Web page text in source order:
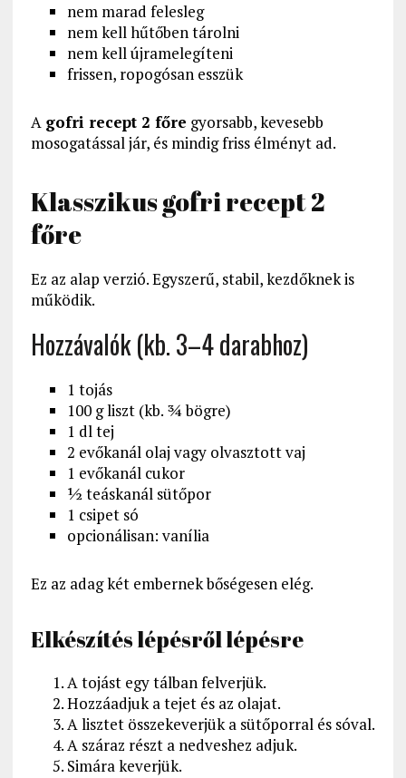
nem marad felesleg
nem kell hűtőben tárolni
nem kell újramelegíteni
frissen, ropogósan esszük
A gofri recept 2 főre gyorsabb, kevesebb
mosogatással jár, és mindig friss élményt ad.
Klasszikus gofri recept 2
főre
Ez az alap verzió. Egyszerű, stabil, kezdőknek is
működik.
Hozzávalók (kb. 3–4 darabhoz)
1 tojás
100 g liszt (kb. ¾ bögre)
1 dl tej
2 evőkanál olaj vagy olvasztott vaj
1 evőkanál cukor
½ teáskanál sütőpor
1 csipet só
opcionálisan: vanília
Ez az adag két embernek bőségesen elég.
Elkészítés lépésről lépésre
A tojást egy tálban felverjük.
Hozzáadjuk a tejet és az olajat.
A lisztet összekeverjük a sütőporral és sóval.
A száraz részt a nedveshez adjuk.
Simára keverjük.